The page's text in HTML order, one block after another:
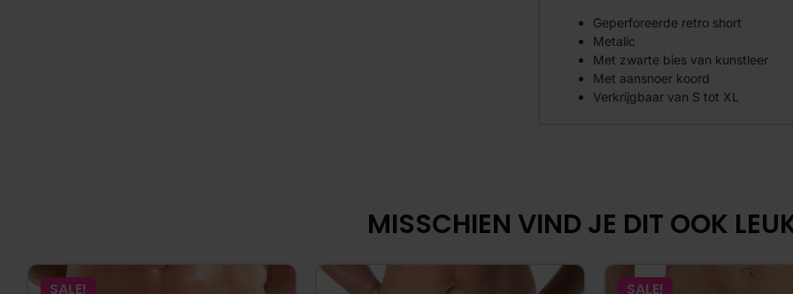
Geperforeerde retro short
Metalic
Met zwarte bies van kunstleer
Met aansnoer koord
Verkrijgbaar van S tot XL
MISSCHIEN VIND JE DIT OOK
SALE! SALE!